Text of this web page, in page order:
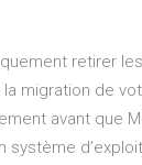
retirer
migration de
avant que
système